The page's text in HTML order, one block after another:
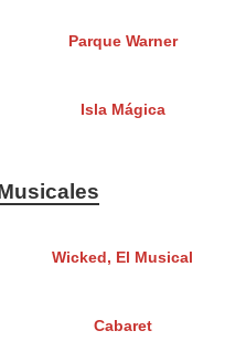
Parque Warner
Isla Mágica
Wicked, El Musical
Cabaret